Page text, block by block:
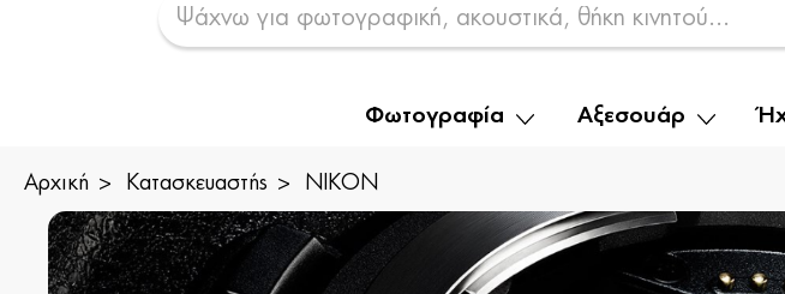
Φωτογραφία Αξεσουάρ
Αρχική Κατασκευαστής NIKON